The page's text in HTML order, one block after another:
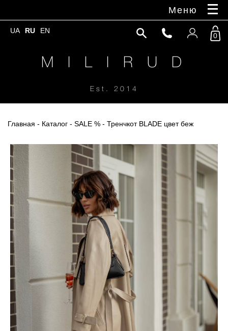
Меню
UA RU EN
M I L I R U D
Est. 2014
0
Главная - Каталог - SALE % - Тренчкот BLADE цвет беж